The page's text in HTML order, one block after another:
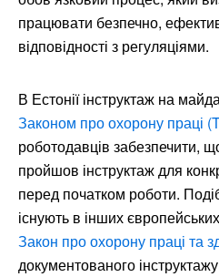
працювати безпечно,
відповідності з регуляціями.
В Естонії інструктаж на
Законом про охорону праці
роботодавців забезпечити,
пройшов інструктаж для
перед початком роботи.
існують в інших
Закон про охорону праці та
документованого